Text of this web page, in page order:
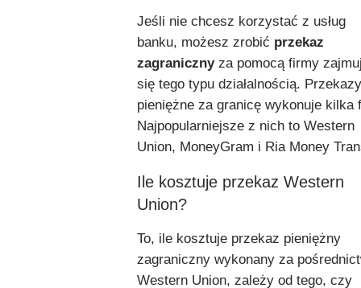
Jeśli nie chcesz korzystać z usług
banku, możesz zrobić przekaz
zagranicznyza pomocą firmy
się tego typu działalnością. Przekazy
pieniężne za granicę wykonuje kilka
Najpopularniejsze z nich to Western
Union, MoneyGram i Ria Money
Ile kosztuje przekaz Western
Union?
To, ile kosztuje przekaz pieniężny
zagraniczny wykonany za
Western Union, zależy od tego, czy